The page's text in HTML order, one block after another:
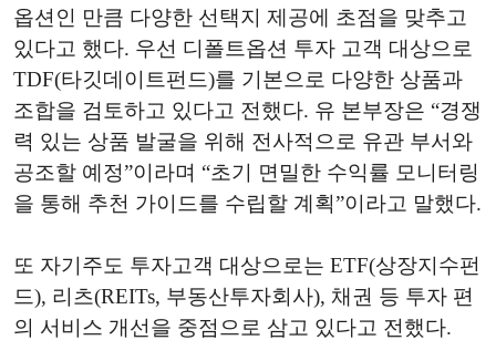
옵션인 만큼 다양한 선택지 제공에 초점을 맞추고
있다고 했다. 우선 디폴트옵션 투자 고객 대상으로
TDF(타깃데이트펀드)를 기본으로 다양한 상품과
조합을 검토하고 있다고 전했다. 유 본부장은 “경쟁
력 있는 상품 발굴을 위해 전사적으로 유관 부서와
공조할 예정”이라며 “초기 면밀한 수익률 모니터링
을 통해 추천 가이드를 수립할 계획”이라고 말했다.
또 자기주도 투자고객 대상으로는 ETF(상장지수펀
드), 리츠(REITs, 부동산투자회사), 채권 등 투자 편
의 서비스 개선을 중점으로 삼고 있다고 전했다.